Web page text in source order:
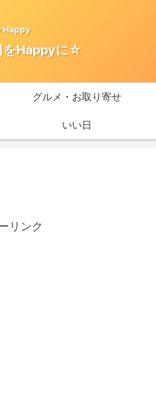
をHappyに☆
グルメ・お取り寄せ
いい日
リンク